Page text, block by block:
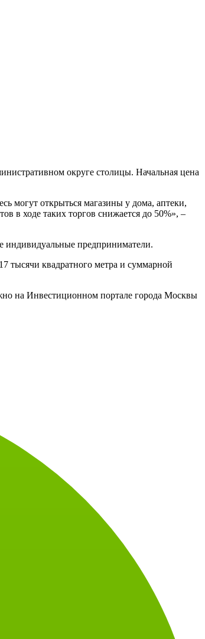
округе столицы. Начальная цена
могут открыться магазины у дома, аптеки,
в ходе таких торгов снижается до 50%», –
квадратного метра и суммарной
на Инвестиционном портале города Москвы